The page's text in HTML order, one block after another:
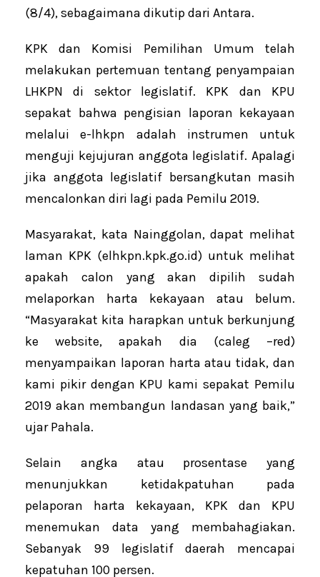
(8/4), sebagaimana dikutip dari Antara.
KPK dan Komisi Pemilihan Umum telah
melakukan pertemuan tentang penyampaian
LHKPN di sektor legislatif. KPK dan KPU
sepakat bahwa pengisian laporan kekayaan
melalui e-lhkpn adalah instrumen untuk
menguji kejujuran anggota legislatif. Apalagi
jika anggota legislatif bersangkutan masih
mencalonkan diri lagi pada Pemilu 2019.
Masyarakat, kata Nainggolan, dapat melihat
laman KPK (elhkpn.kpk.go.id) untuk melihat
apakah calon yang akan dipilih sudah
melaporkan harta kekayaan atau belum.
“Masyarakat kita harapkan untuk berkunjung
ke website, apakah dia (caleg –red)
menyampaikan laporan harta atau tidak, dan
kami pikir dengan KPU kami sepakat Pemilu
2019 akan membangun landasan yang baik,”
ujar Pahala.
Selain angka atau prosentase yang
menunjukkan ketidakpatuhan pada
pelaporan harta kekayaan, KPK dan KPU
menemukan data yang membahagiakan.
Sebanyak 99 legislatif daerah mencapai
kepatuhan 100 persen.